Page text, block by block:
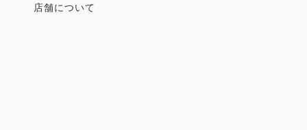
店舗について